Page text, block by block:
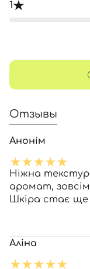
1
Отзывы
Анонім
Ніжна
аромат,
Шкіра стає ще
Аліна